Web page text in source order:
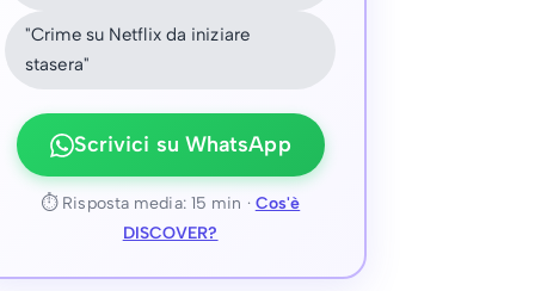
"Crime su Netflix da iniziare
stasera"
Scrivici su WhatsApp
⏱ Risposta media: 15 min · Cos'è
DISCOVER?